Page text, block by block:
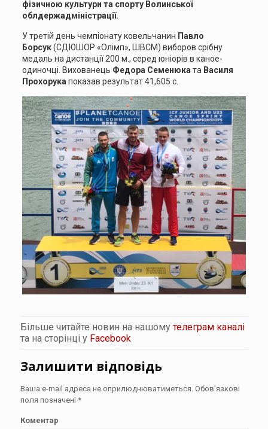
фізичною культури та спорту Волинської
облдержадміністрації.
У третій день чемпіонату ковельчанин Павло
Борсук(СДЮШОР «Олімп», ШВСМ) виборов срібну
медаль на дистанції 200 м., серед юніорів в каное-
одиночці. Вихованець Федора Семенюка та Василя
Прохорука показав результат 41,605 с.
Більше читайте новин на нашомутелеграм каналі
та на сторінці у Facebook
Залишити відповідь
Ваша e-mail адреса не оприлюднюватиметься.Обов’язкові
поля позначені *
Коментар